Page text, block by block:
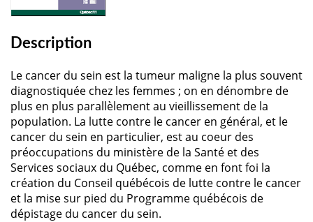
Description
Le cancer du sein est la tumeur maligne la plus souvent
diagnostiquée chez les femmes ; on en dénombre de
plus en plus parallèlement au vieillissement de la
population. La lutte contre le cancer en général, et le
cancer du sein en particulier, est au coeur des
préoccupations du ministère de la Santé et des
Services sociaux du Québec, comme en font foi la
création du Conseil québécois de lutte contre le cancer
et la mise sur pied du Programme québécois de
dépistage du cancer du sein.